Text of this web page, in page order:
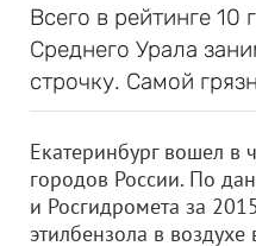
Всего в рейтинге 10
Среднего Урала
строчку. Самой
Екатеринбург вошел в
городов России. По
и Росгидромета за
этилбензола в